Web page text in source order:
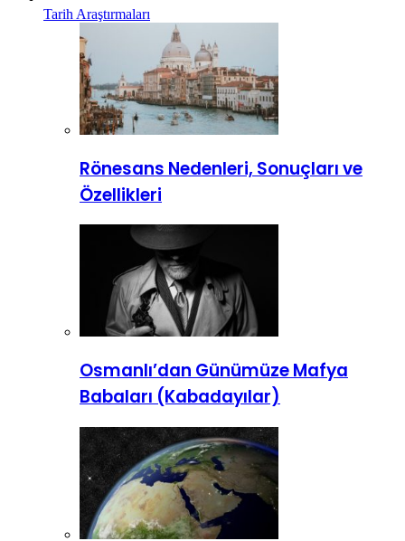
Tarih Araştırmaları
Rönesans Nedenleri, Sonuçları ve
Özellikleri
Osmanlı’dan Günümüze Mafya
Babaları (Kabadayılar)